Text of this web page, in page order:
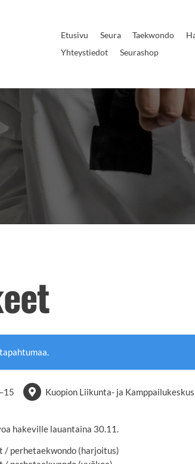
Etusivu Seura Taekwondo
Yhteystiedot
Seurashop
15 Kuopion Liikunta- ja
hakeville lauantaina 30.11.
perhetaekwondo (harjoitus)